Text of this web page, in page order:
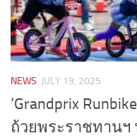
NEWS JULY 19, 2025
‘Grandprix
ถ้วยพระราชทานฯ